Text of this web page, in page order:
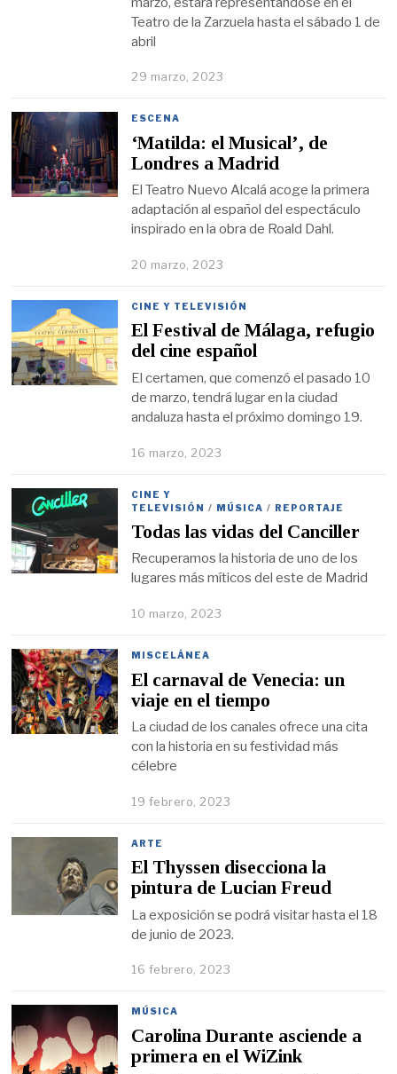
Teatro de la Zarzuela hasta el sábado 1 de
abril
29 marzo, 2023
ESCENA
‘Matilda: el Musical’, de
Londres a Madrid
El Teatro Nuevo Alcalá acoge la primera
adaptación al español del espectáculo
inspirado en la obra de Roald Dahl.
20 marzo, 2023
CINE Y TELEVISIÓN
El Festival de Málaga, refugio
del cine español
El certamen, que comenzó el pasado 10
de marzo, tendrá lugar en la ciudad
andaluza hasta el próximo domingo 19.
16 marzo, 2023
CINE Y
TELEVISIÓN / MÚSICA / REPORTAJE
Todas las vidas del Canciller
Recuperamos la historia de uno de los
lugares más míticos del este de Madrid
10 marzo, 2023
MISCELÁNEA
El carnaval de Venecia: un
viaje en el tiempo
La ciudad de los canales ofrece una cita
con la historia en su festividad más
célebre
19 febrero, 2023
ARTE
El Thyssen disecciona la
pintura de Lucian Freud
La exposición se podrá visitar hasta el 18
de junio de 2023.
16 febrero, 2023
MÚSICA
Carolina Durante asciende a
primera en el WiZink